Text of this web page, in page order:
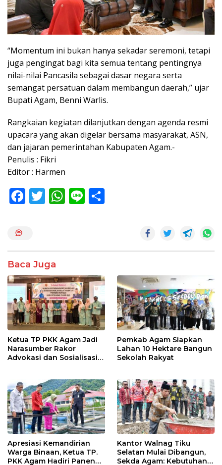
“Momentum ini bukan hanya sekadar seremoni, tetapi
juga pengingat bagi kita semua tentang pentingnya
nilai-nilai Pancasila sebagai dasar negara serta
semangat persatuan dalam membangun daerah,” ujar
Bupati Agam, Benni Warlis.
Rangkaian kegiatan dilanjutkan dengan agenda resmi
upacara yang akan digelar bersama masyarakat, ASN,
dan jajaran pemerintahan Kabupaten Agam.-
Penulis : Fikri
Editor : Harmen
F
o
o
k
T W
p
p
Li
Baca Juga
Ketua TP PKK Agam Jadi
Narasumber Rakor
Advokasi dan Sosialisasi
Pemkab Agam Siapkan
Lahan 10 Hektare Bangun
Sekolah Rakyat
Apresiasi Kemandirian
Warga Binaan, Ketua TP.
PKK Agam Hadiri Panen
Kantor Walnag Tiku
Selatan Mulai Dibangun,
Sekda Agam: Kebutuhan